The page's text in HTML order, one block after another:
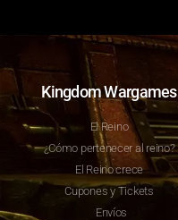
Kingdom Wargames
El Reino
¿Cómo pertenecer al reino?
El Reino crece
Cupones y Tickets
Envíos